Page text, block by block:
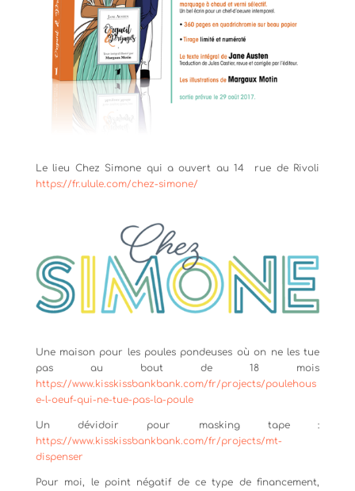
Le lieu Chez Simone qui a ouvert au 14
rue de Rivoli
https://fr.ulule.com/chez-simone/
Une maison pour les poules pondeuses où on ne les tue
pas au bout de 18 mois
https://www.kisskissbankbank.com/fr/projects/poulehous
e-l-oeuf-qui-ne-tue-pas-la-poule
Un dévidoir pour masking tape :
https://www.kisskissbankbank.com/fr/projects/mt-
dispenser
Pour moi, le point négatif de ce type de financement,